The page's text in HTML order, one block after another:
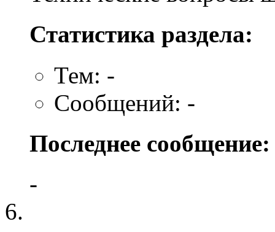
Статистика раздела:
Тем: -
Сообщений: -
Последнее сообщение:
-